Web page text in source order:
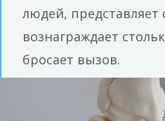
людей, представляет
вознаграждает
бросает вызов.